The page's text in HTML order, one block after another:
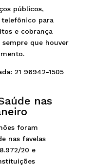
públicos,
para
e cobrança
que houver
21 96942-1505
nas
foram
nas favelas
20 e